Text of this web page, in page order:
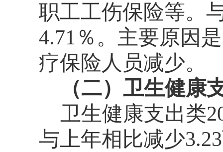
职工工伤保险等。
4.71％。主要原因
疗保险人员减少。
（二）卫生健康
卫生健康支出类
与上年相比减少